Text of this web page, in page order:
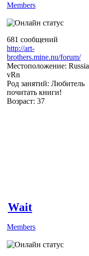
Members
681 сообщений
http://art-
brothers.mine.nu/forum/
Местоположение: Russia
vRn
Род занятий: Любитель
почитать книги!
Возраст: 37
Wait
Members